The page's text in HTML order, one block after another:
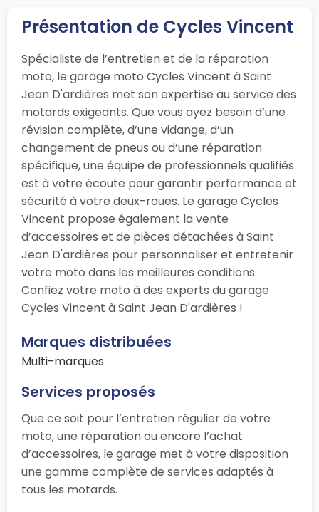
Présentation de Cycles Vincent
Spécialiste de l’entretien et de la réparation
moto, le garage moto Cycles Vincent à Saint
Jean D'ardières met son expertise au service des
motards exigeants. Que vous ayez besoin d’une
révision complète, d’une vidange, d’un
changement de pneus ou d’une réparation
spécifique, une équipe de professionnels qualifiés
est à votre écoute pour garantir performance et
sécurité à votre deux-roues. Le garage Cycles
Vincent propose également la vente
d’accessoires et de pièces détachées à Saint
Jean D'ardières pour personnaliser et entretenir
votre moto dans les meilleures conditions.
Confiez votre moto à des experts du garage
Cycles Vincent à Saint Jean D'ardières !
Marques distribuées
Multi-marques
Services proposés
Que ce soit pour l’entretien régulier de votre
moto, une réparation ou encore l’achat
d’accessoires, le garage met à votre disposition
une gamme complète de services adaptés à
tous les motards.